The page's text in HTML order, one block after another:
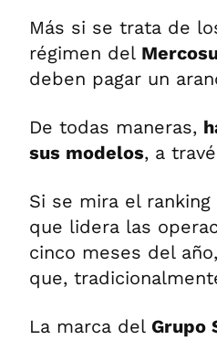
Más si se trata de
régimen del
deben pagar un
De todas maneras,
sus modelos, a
Si se mira el
que lidera las
cinco meses del
que,
La marca del Grupo